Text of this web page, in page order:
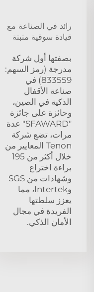
رائد في الصناعة مع
قيادة سوقية مثبتة
بصفتها أول شركة
مدرجة (رمز السهم:
833559) في
صناعة الأقفال
الذكية في الصين،
وحائزة على جائزة
"SFAWARD" عدة
مرات، تضع شركة
Tenon المعايير من
خلال أكثر من 195
براءة اختراع
وشهادات من SGS
وIntertek، مما
يعزز سلطتها
الفريدة في مجال
الأمان الذكي.